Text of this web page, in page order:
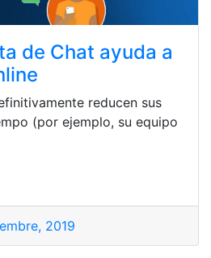
de Chat ayuda a
reducen sus
(por ejemplo, su equipo
2019